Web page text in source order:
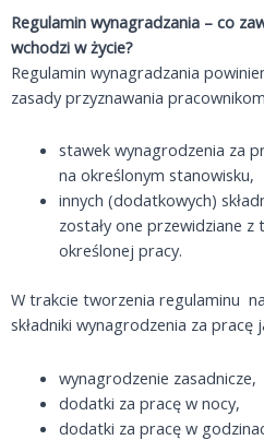
Regulamin wynagradzania – co
wchodzi w życie?
Regulamin wynagradzania
zasady przyznawania
stawek wynagrodzenia za
na określonym stanowisku,
innych (dodatkowych)
zostały one przewidziane z
określonej pracy.
W trakcie tworzenia regulaminu
składniki wynagrodzenia za pracę
wynagrodzenie zasadnicze,
dodatki za pracę w nocy,
dodatki za pracę w